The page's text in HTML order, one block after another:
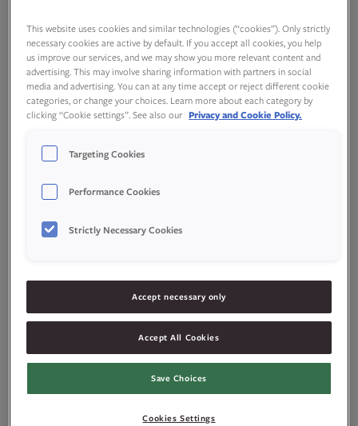
Produktspesifikasjon
Ingredienser
This website uses cookies and similar technologies (“cookies”). Only strictly
necessary cookies are active by default. If you accept all cookies, you help
us improve our services, and we may show you more relevant content and
advertising. This may involve sharing information with partners in social
media and advertising. You can at any time accept or reject different cookie
categories, or change your choices. Learn more about each category by
clicking “Cookie settings”. See also our Privacy and Cookie Policy.
Targeting Cookies
Performance Cookies
Strictly Necessary Cookies
Accept necessary only
Accept All Cookies
Save Choices
Cookies Settings